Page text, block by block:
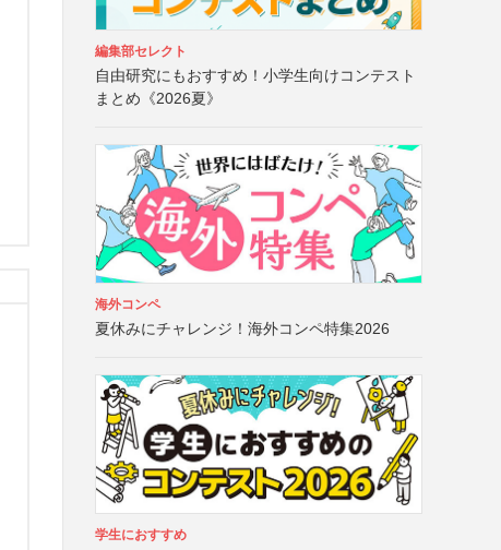
編集部セレクト
自由研究にもおすすめ！小学生向けコンテスト
まとめ《2026夏》
海外コンペ
夏休みにチャレンジ！海外コンペ特集2026
学生におすすめ